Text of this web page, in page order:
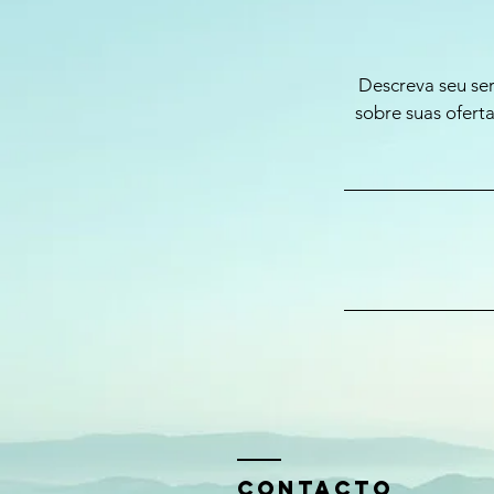
Descreva seu
sobre suas
CONTAcTO